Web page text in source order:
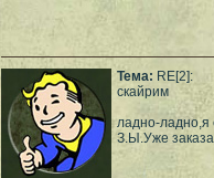
Тема: RE[2]:
скайрим
ладно-ладно,я
З.Ы.Уже